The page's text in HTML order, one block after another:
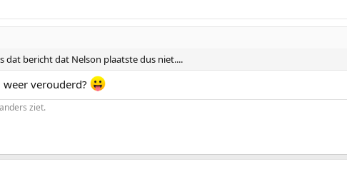
dat bericht dat Nelson plaatste dus niet....
weer verouderd?
ziet.